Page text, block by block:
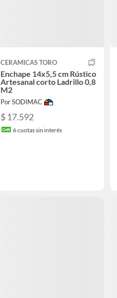
CERAMICAS TORO
Enchape 14x5,5 cm Rústico
Artesanal corto Ladrillo 0,8
M2
Por SODIMAC
$ 17.592
6cuotas sin interés